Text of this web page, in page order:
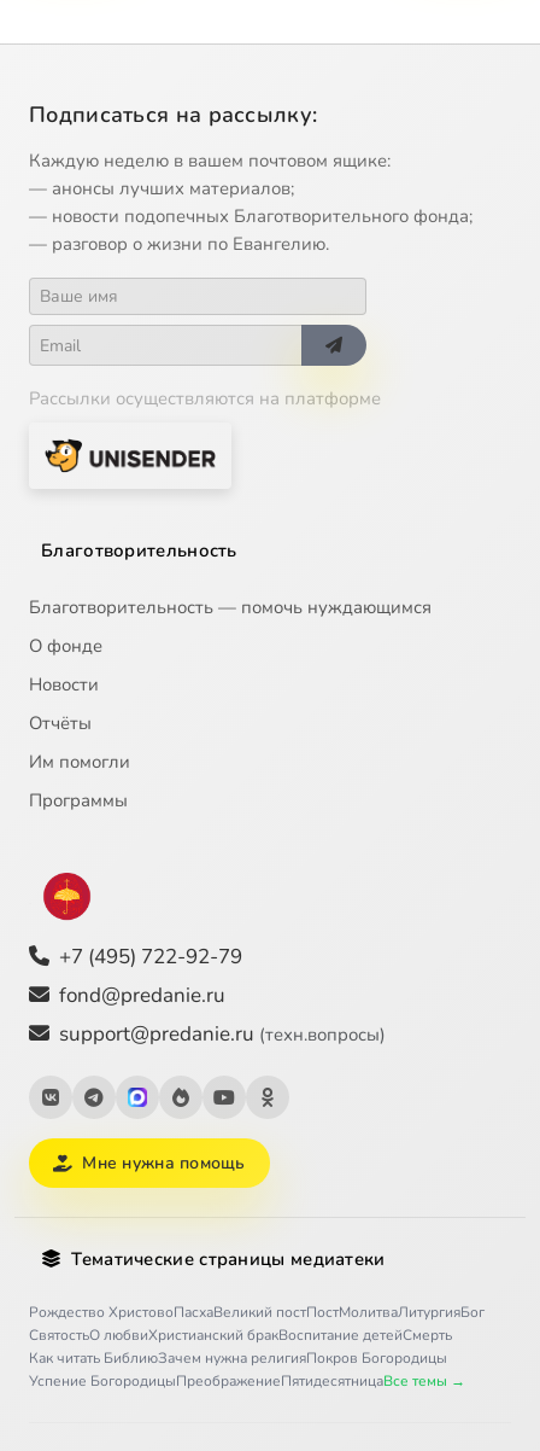
Подписаться на рассылку:
Каждую неделю в вашем почтовом ящике:
— анонсы лучших материалов;
— новости подопечных Благотворительного фонда;
— разговор о жизни по Евангелию.
Рассылки осуществляются на платформе
Благотворительность
Благотворительность — помочь нуждающимся
О фонде
Новости
Отчёты
Им помогли
Программы
+7 (495) 722-92-79
fond@predanie.ru
support@predanie.ru (техн.вопросы)
Мне нужна помощь
Тематические страницы медиатеки
Рождество ХристовоПасхаВеликий постПостМолитваЛитургияБог
СвятостьО любвиХристианский бракВоспитание детейСмерть
Как читать БиблиюЗачем нужна религияПокров Богородицы
Успение БогородицыПреображениеПятидесятницаВсе темы →